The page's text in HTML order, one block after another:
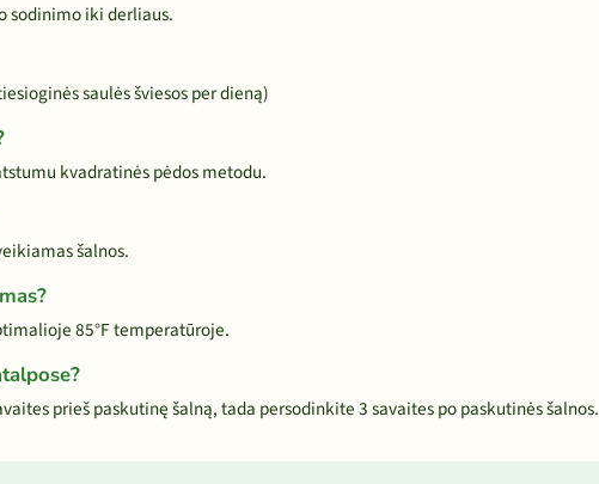
sodinimo iki derliaus.
saulės šviesos per dieną)
kvadratinės pėdos metodu.
šalnos.
85°F temperatūroje.
prieš paskutinę šalną, tada persodinkite 3 savaites po paskutinės šalnos.